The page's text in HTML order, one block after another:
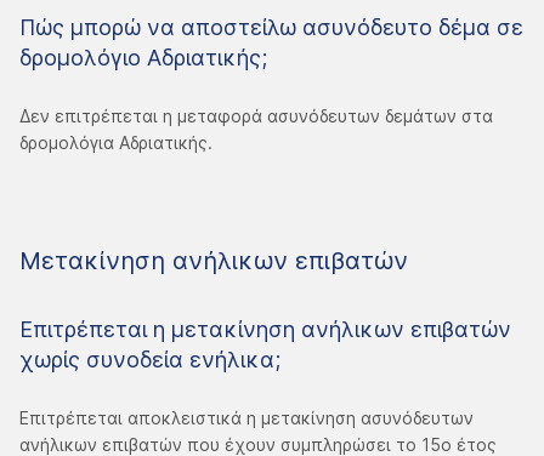
Πώς μπορώ να αποστείλω ασυνόδευτο δέμα σε
δρομολόγιο Αδριατικής;
Δεν επιτρέπεται η μεταφορά ασυνόδευτων δεμάτων στα
δρομολόγια Αδριατικής.
Μετακίνηση ανήλικων επιβατών
Επιτρέπεται η μετακίνηση ανήλικων επιβατών
χωρίς συνοδεία ενήλικα;
Επιτρέπεται αποκλειστικά η μετακίνηση ασυνόδευτων
ανήλικων επιβατών που έχουν συμπληρώσει το 15ο έτος